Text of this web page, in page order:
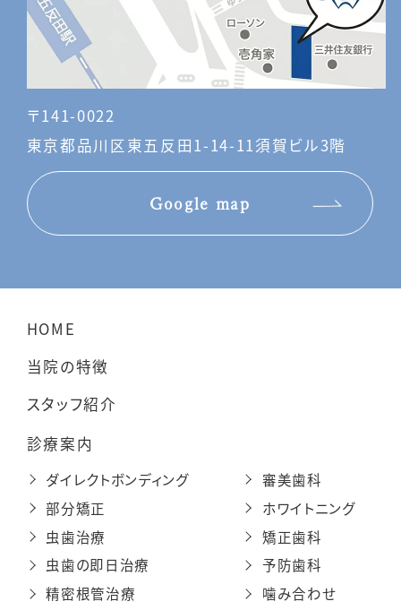
〒141-0022
東京都品川区東五反田1-14-11須賀ビル3階
Google map
HOME
当院の特徴
スタッフ紹介
診療案内
ダイレクトボンディング
部分矯正
虫歯治療
虫歯の即日治療
精密根管治療
審美歯科
ホワイトニング
矯正歯科
予防歯科
噛み合わせ